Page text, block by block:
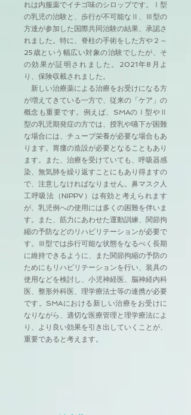
れは内服薬でイチゴ味のシロップです。Ⅰ型
の乳児の治験と、歩行が不可能なⅡ、Ⅲ型の
方達が参加した国際共同治験の結果、承認さ
れました。特に、脊柱の手術をした方や２～
25歳という幅広い対象の治験でしたが、そ
の効果が証明されました。2021年8月よ
り、保険収載されました。
新しい治療薬による治療をお受けになる方
が増えてきている一方で、従来の「ケア」の
概念も重要です。例えば、SMAのⅠ型やⅡ
型の乳児期発症の方では、授乳や嚥下が困難
な場合には、チューブ栄養が必要な場合もあ
ります。胃瘻の造設が必要となることもあり
ます。また、治療を受けていても、呼吸器感
染、無気肺を繰り返すことにもあり得ますの
で、注意しなければなりません。鼻マスク人
工呼吸法（NIPPV）は有効と考えられます
が、乳児例への使用には多くの困難を伴いま
す。また、筋力にあわせた運動訓練、関節拘
縮の予防などのリハビリテーションが必要で
す。Ⅲ型では歩行可能な状態をなるべく長期
に維持できるように、また関節拘縮の予防の
ためにもリハビリテーションを行い、装具の
使用などを検討し、小児神経医、脳神経内科
医、整形外科医、理学療法士等の連携が必要
です。SMAにおける新しい治療をお受けに
なりながら、適切な医療管理と理学療法によ
り、より良い効果を引き出していくことが、
重要であると考えます。